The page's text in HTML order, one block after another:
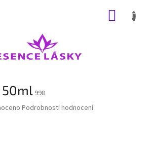
50ml 998
Podrobnosti hodnocení